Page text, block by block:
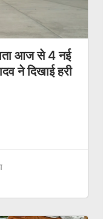
आज से 4 नई
ने दिखाई हरी